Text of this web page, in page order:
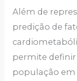
Além de
predição de
permite
população